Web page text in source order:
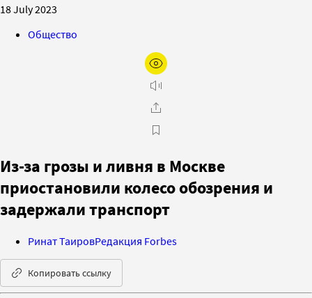
18 July 2023
Общество
Из-за грозы и ливня в Москве
приостановили колесо обозрения и
задержали транспорт
Ринат ТаировРедакция Forbes
Копировать ссылку